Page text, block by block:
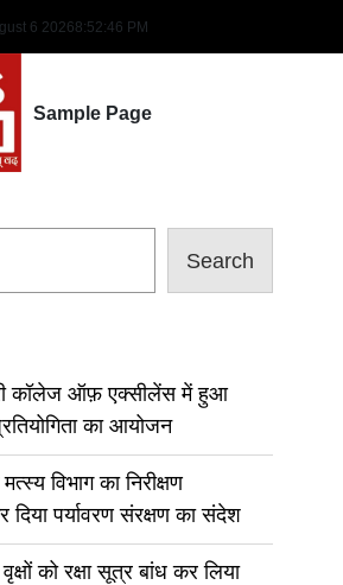
6 20268:52:47 PM
Sample Page
Search
कॉलेज ऑफ़ एक्सीलेंस में हुआ
का आयोजन
विभाग का निरीक्षण
दिया पर्यावरण संरक्षण का संदेश
को रक्षा सूत्र बांध कर लिया